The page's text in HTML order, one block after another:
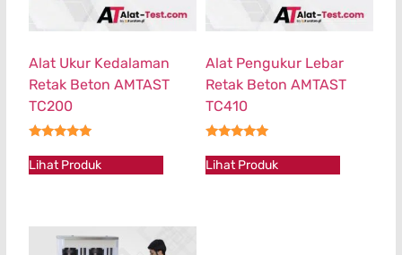
Alat Ukur Kedalaman
Retak Beton AMTAST
TC200
Lihat Produk
Alat Pengukur Lebar
Retak Beton AMTAST
TC410
Lihat Produk